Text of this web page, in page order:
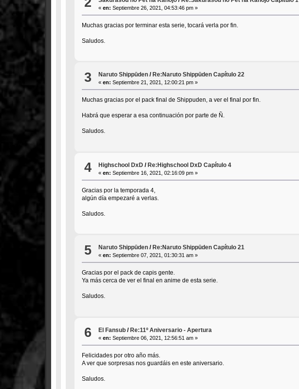
«en: Septiembre 26, 2021, 04:53:46 pm »
Muchas gracias por terminar esta serie, tocará verla por fin.
Saludos.
3 Naruto Shippūden / Re:Naruto Shippūden Capítulo 22
«en: Septiembre 21, 2021, 12:00:21 pm »
Muchas gracias por el pack final de Shippuden, a ver el final por fin.
Habrá que esperar a esa continuación por parte de Ñ.
Saludos.
4 Highschool DxD /Re:Highschool DxD Capítulo 4
«en: Septiembre 16, 2021, 02:16:09 pm »
Gracias por la temporada 4,
algún día empezaré a verlas.
Saludos.
5 Naruto Shippūden / Re:Naruto Shippūden Capítulo 21
«en: Septiembre 07, 2021, 01:30:31 am »
Gracias por el pack de capis gente.
Ya más cerca de ver el final en anime de esta serie.
Saludos.
6 El Fansub /Re:11º Aniversario - Apertura
«en: Septiembre 06, 2021, 12:56:51 am »
Felicidades por otro año más.
A ver que sorpresas nos guardáis en este aniversario.
Saludos.